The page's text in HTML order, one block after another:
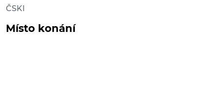
ČSKI
Místo konání